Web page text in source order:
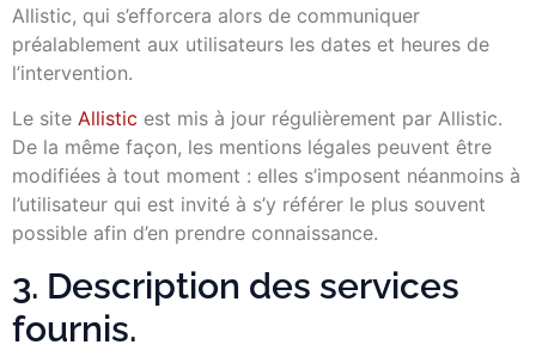
Allistic, qui s’efforcera alors de communiquer
préalablement aux utilisateurs les dates et heures de
l’intervention.
Le site Allistic est mis à jour régulièrement par Allistic.
De la même façon, les mentions légales peuvent être
modifiées à tout moment : elles s’imposent néanmoins à
l’utilisateur qui est invité à s’y référer le plus souvent
possible afin d’en prendre connaissance.
3. Description des services
fournis.